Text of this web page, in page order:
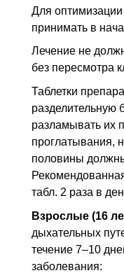
Для
принимать в
Лечение не
без пересмотра
Таблетки
разделительную
разламывать их
проглатывания,
половины
табл. 2 раза в
Взрослые (16
дыхательных
течение 7–10
заболевания: